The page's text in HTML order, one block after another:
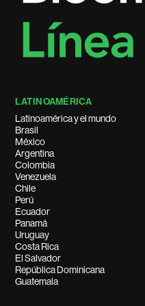
LATINOAMÉRICA
Latinoamérica y el mundo
Brasil
México
Argentina
Colombia
Venezuela
Chile
Perú
Ecuador
Panamá
Uruguay
Costa Rica
El Salvador
República Dominicana
Guatemala